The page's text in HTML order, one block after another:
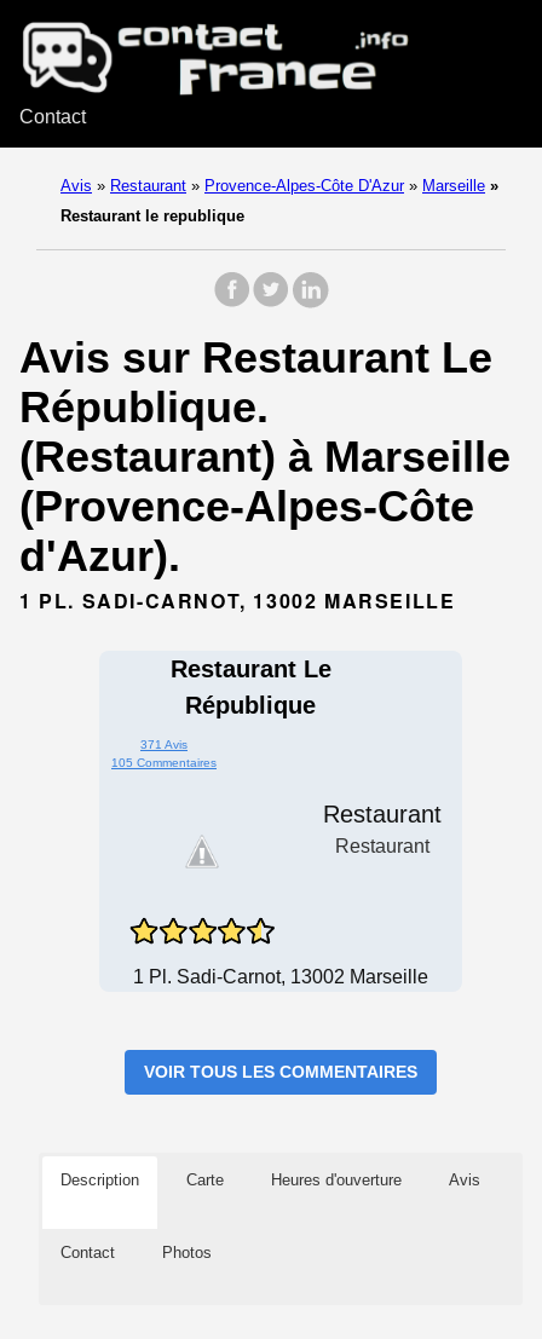
Contact
Avis » Restaurant » Provence-Alpes-Côte D'Azur » Marseille »
Restaurant le republique
Avis sur Restaurant Le
République.
(Restaurant) à Marseille
(Provence-Alpes-Côte
d'Azur).
1 PL. SADI-CARNOT, 13002 MARSEILLE
Restaurant Le
République
371 Avis
105 Commentaires
Restaurant
Restaurant
1 Pl. Sadi-Carnot, 13002 Marseille
VOIR TOUS LES COMMENTAIRES
Description Carte Heures d'ouverture Avis
Contact Photos